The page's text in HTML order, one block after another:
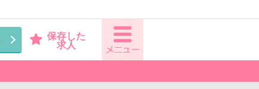
保存した
求人